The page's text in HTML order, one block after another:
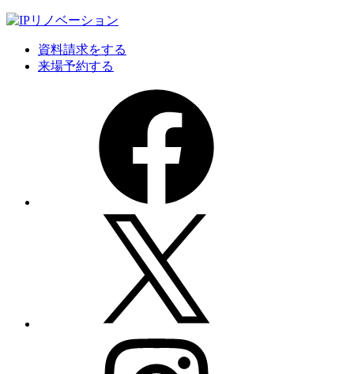
資料請求をする
来場予約する